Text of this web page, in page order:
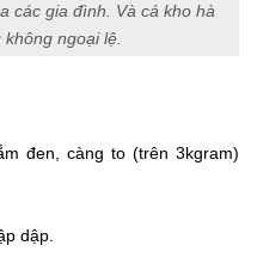
các gia đình. Và cá kho hà
ngoại lệ.
đen, càng to (trên 3kgram)
dập.